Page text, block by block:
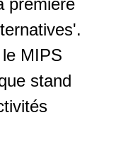
MIPS
stand